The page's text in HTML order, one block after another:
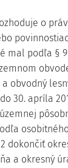
o
mal podľa §
obvodný
30. apríla
dokončiť
a okresný